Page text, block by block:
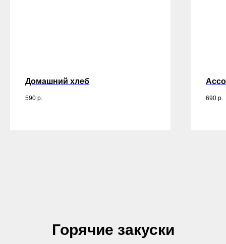
Домашний хлеб
590 р. 690 р.
Горячие закуски